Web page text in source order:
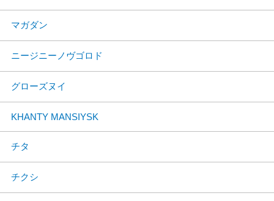
マガダン
ニージニーノヴゴロド
グローズヌイ
KHANTY MANSIYSK
チタ
チクシ